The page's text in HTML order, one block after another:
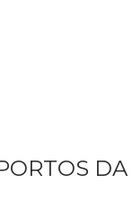
DA